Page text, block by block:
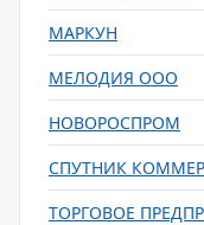
МАРКУН
МЕЛОДИЯ ООО
НОВОРОСПРОМ
СПУТНИК
ТОРГОВОЕ